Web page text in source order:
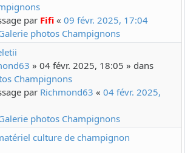
par Fifi « 09 févr. 2025, 17:04
photos Champignons
» 04 févr. 2025, 18:05 » dans
Champignons
par Richmond63 « 04 févr. 2025,
photos Champignons
culture de champignon